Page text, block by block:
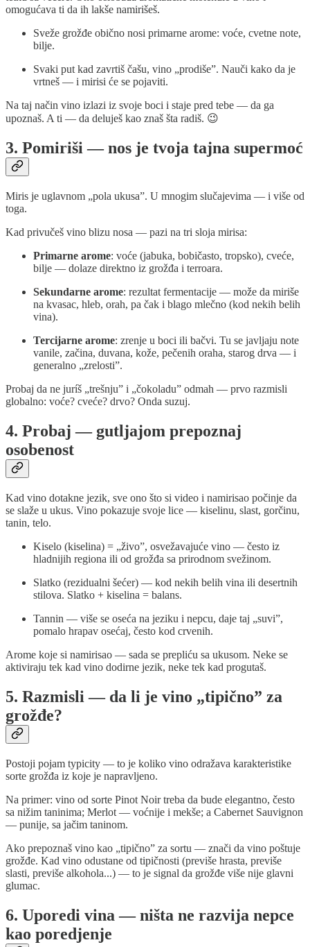
omogućava ti da ih lakše namirišeš.
Sveže grožđe obično nosi primarne arome: voće, cvetne note,
bilje.
Svaki put kad zavrtiš čašu, vino „prodiše”. Nauči kako da je
vrtneš — i mirisi će se pojaviti.
Na taj način vino izlazi iz svoje boci i staje pred tebe — da ga
upoznaš. A ti — da deluješ kao znaš šta radiš. 😉
3. Pomiriši — nos je tvoja tajna supermoć
Miris je uglavnom „pola ukusa”. U mnogim slučajevima — i više od
toga.
Kad privučeš vino blizu nosa — pazi na tri sloja mirisa:
Primarne arome: voće (jabuka, bobičasto, tropsko), cveće,
bilje — dolaze direktno iz grožđa i terroara.
Sekundarne arome: rezultat fermentacije — može da miriše
na kvasac, hleb, orah, pa čak i blago mlečno (kod nekih belih
vina).
Tercijarne arome: zrenje u boci ili bačvi. Tu se javljaju note
vanile, začina, duvana, kože, pečenih oraha, starog drva — i
generalno „zrelosti”.
Probaj da ne juríš „trešnju” i „čokoladu” odmah — prvo razmisli
globalno: voće? cveće? drvo? Onda suzuj.
4. Probaj — gutljajom prepoznaj
osobenost
Kad vino dotakne jezik, sve ono što si video i namirisao počinje da
se slaže u ukus. Vino pokazuje svoje lice — kiselinu, slast, gorčinu,
tanin, telo.
Kiselo (kiselina) = „živo”, osvežavajuće vino — često iz
hladnijih regiona ili od grožđa sa prirodnom svežinom.
Slatko (rezidualni šećer) — kod nekih belih vina ili desertnih
stilova. Slatko + kiselina = balans.
Tannin — više se oseća na jeziku i nepcu, daje taj „suvi”,
pomalo hrapav osećaj, često kod crvenih.
Arome koje si namirisao — sada se prepliću sa ukusom. Neke se
aktiviraju tek kad vino dodirne jezik, neke tek kad progutaš.
5. Razmisli — da li je vino „tipično” za
grožđe?
Postoji pojam typicity — to je koliko vino odražava karakteristike
sorte grožđa iz koje je napravljeno.
Na primer: vino od sorte Pinot Noir treba da bude elegantno, često
sa nižim taninima; Merlot — voćnije i mekše; a Cabernet Sauvignon
— punije, sa jačim taninom.
Ako prepoznaš vino kao „tipično” za sortu — znači da vino poštuje
grožđe. Kad vino odustane od tipičnosti (previše hrasta, previše
slasti, previše alkohola...) — to je signal da grožđe više nije glavni
glumac.
6. Uporedi vina — ništa ne razvija nepce
kao poredjenje